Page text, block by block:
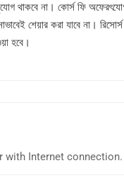
থাকবে না। কোর্স ফি
শেয়ার করা যাবে না। রিসোর্স
হবে।
with Internet connection.